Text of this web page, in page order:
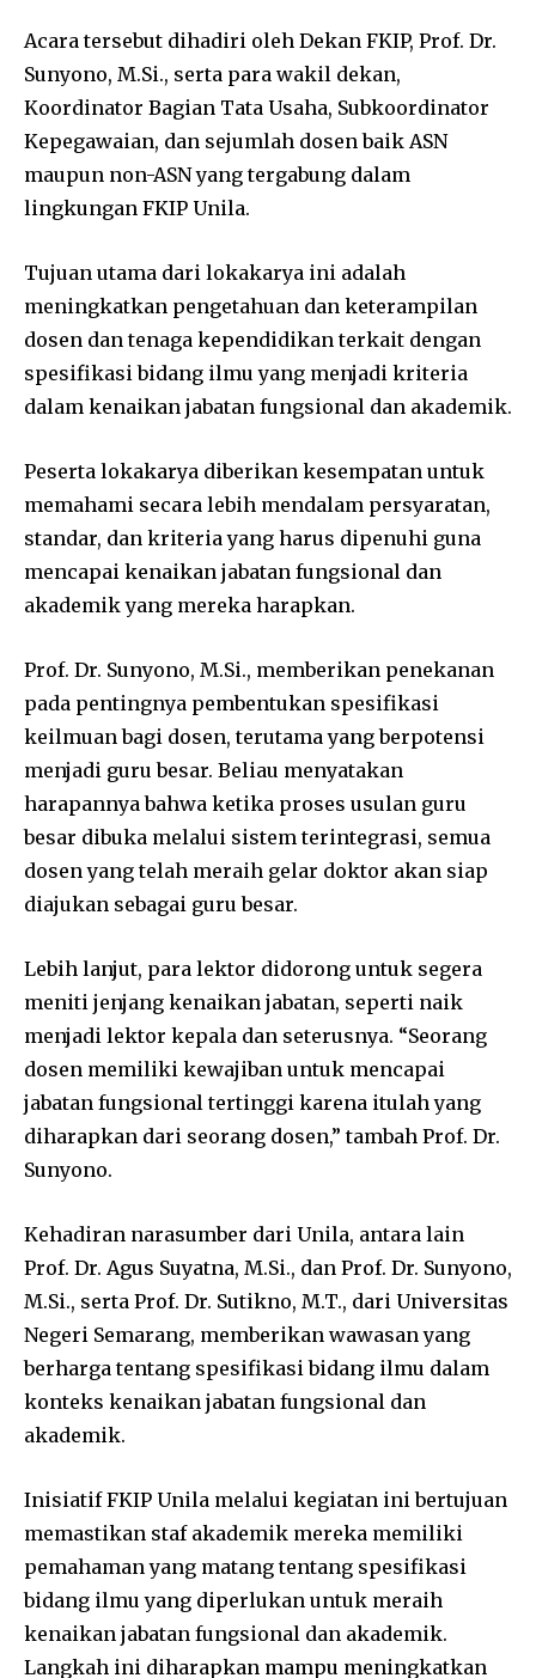
Acara tersebut dihadiri oleh Dekan FKIP, Prof. Dr.
Sunyono, M.Si., serta para wakil dekan,
Koordinator Bagian Tata Usaha, Subkoordinator
Kepegawaian, dan sejumlah dosen baik ASN
maupun non-ASN yang tergabung dalam
lingkungan FKIP Unila.
Tujuan utama dari lokakarya ini adalah
meningkatkan pengetahuan dan keterampilan
dosen dan tenaga kependidikan terkait dengan
spesifikasi bidang ilmu yang menjadi kriteria
dalam kenaikan jabatan fungsional dan akademik.
Peserta lokakarya diberikan kesempatan untuk
memahami secara lebih mendalam persyaratan,
standar, dan kriteria yang harus dipenuhi guna
mencapai kenaikan jabatan fungsional dan
akademik yang mereka harapkan.
Prof. Dr. Sunyono, M.Si., memberikan penekanan
pada pentingnya pembentukan spesifikasi
keilmuan bagi dosen, terutama yang berpotensi
menjadi guru besar. Beliau menyatakan
harapannya bahwa ketika proses usulan guru
besar dibuka melalui sistem terintegrasi, semua
dosen yang telah meraih gelar doktor akan siap
diajukan sebagai guru besar.
Lebih lanjut, para lektor didorong untuk segera
meniti jenjang kenaikan jabatan, seperti naik
menjadi lektor kepala dan seterusnya. “Seorang
dosen memiliki kewajiban untuk mencapai
jabatan fungsional tertinggi karena itulah yang
diharapkan dari seorang dosen,” tambah Prof. Dr.
Sunyono.
Kehadiran narasumber dari Unila, antara lain
Prof. Dr. Agus Suyatna, M.Si., dan Prof. Dr. Sunyono,
M.Si., serta Prof. Dr. Sutikno, M.T., dari Universitas
Negeri Semarang, memberikan wawasan yang
berharga tentang spesifikasi bidang ilmu dalam
konteks kenaikan jabatan fungsional dan
akademik.
Inisiatif FKIP Unila melalui kegiatan ini bertujuan
memastikan staf akademik mereka memiliki
pemahaman yang matang tentang spesifikasi
bidang ilmu yang diperlukan untuk meraih
kenaikan jabatan fungsional dan akademik.
Langkah ini diharapkan mampu meningkatkan